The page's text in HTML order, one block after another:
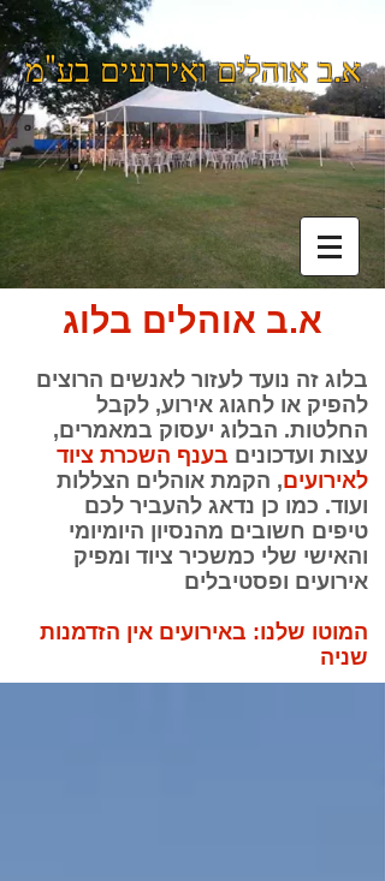
א.ב אוהלים ואירועים בע"מ
א.ב אוהלים בלוג
בלוג זה נועד לעזור לאנשים הרוצים
להפיק או לחגוג אירוע, לקבל
החלטות. הבלוג יעסוק במאמרים,
עצות ועדכונים בענף השכרת ציוד
לאירועים, הקמת אוהלים הצללות
ועוד. כמו כן נדאג להעביר לכם
טיפים חשובים מהנסיון היומיומי
והאישי שלי כמשכיר ציוד ומפיק
אירועים ופסטיבלים
המוטו שלנו: באירועים אין הזדמנות
שניה